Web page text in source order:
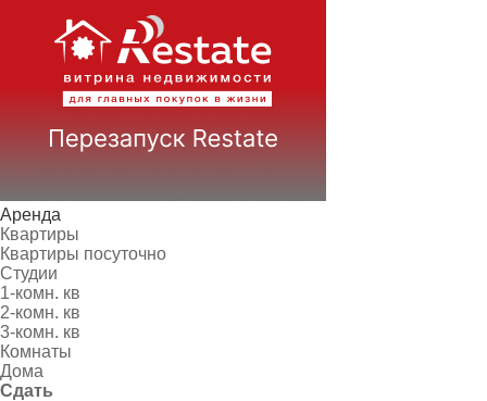
Аренда
Квартиры
Квартиры посуточно
Студии
1-комн. кв
2-комн. кв
3-комн. кв
Комнаты
Дома
Сдать